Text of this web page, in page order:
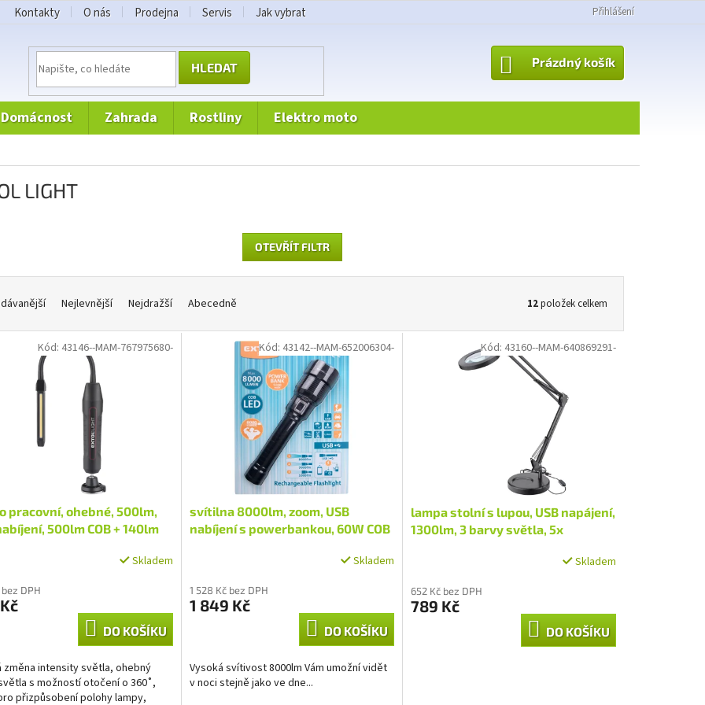
Kontakty O nás Prodejna Servis Jak vybrat Přihlášení
HLEDAT
NÁKUPNÍ
KOŠÍK
Prázdný košík
domácnost zahrada rostliny elektro moto
LIGHT
OTEVŘÍT FILTR
Nejlevnější Nejdražší Abecedně 12položek celkem
pracovní, ohebné, 500lm,
500lm COB + 140lm
Skladem
DPH
DO KOŠÍKU
změna intensity světla, ohebný
s možností otočení o 360˚,
přizpůsobení polohy lampy,
Kód: 43146--MAM-767975680-
svítilna 8000lm, zoom, USB
nabíjení s powerbankou, 60W COB
Skladem
1 528 Kč bez DPH
1 849 Kč
DO KOŠÍKU
Vysoká svítivost 8000lm Vám umožní vidět
v noci stejně jako ve dne...
Kód: 43142--MAM-652006304-
lampa stolní s lupou, USB napájení,
1300lm, 3 barvy světla, 5x
Skladem
652 Kč bez DPH
789 Kč
DO KOŠÍKU
Kód: 43160--MAM-640869291-